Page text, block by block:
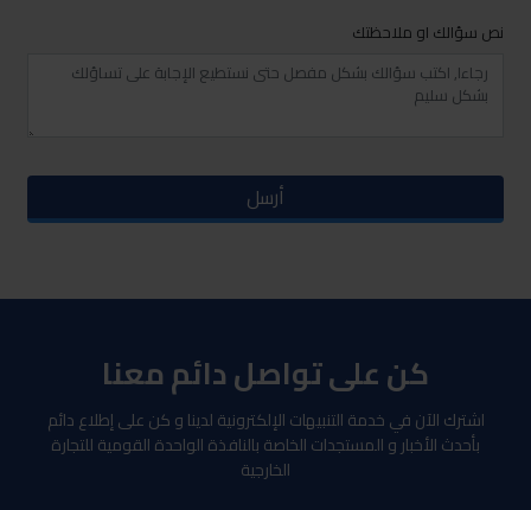
نص سؤالك او ملاحظتك
أرسل
كن على تواصل دائم معنا
اشترك الآن في خدمة التنبيهات الإلكترونية لدينا و كن على إطلاع دائم
بأحدث الأخبار و المستجدات الخاصة بالنافذة الواحدة القومية للتجارة
الخارجية